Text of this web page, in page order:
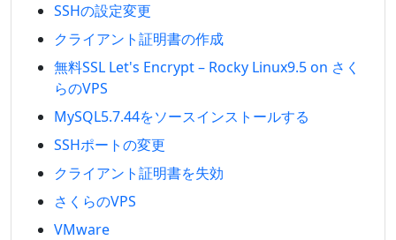
SSHの設定変更
クライアント証明書の作成
無料SSL Let's Encrypt – Rocky Linux9.5 on さく
らのVPS
MySQL5.7.44をソースインストールする
SSHポートの変更
クライアント証明書を失効
さくらのVPS
VMware